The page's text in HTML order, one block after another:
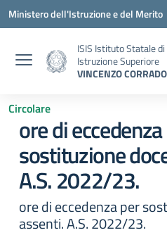
Vai ai contenuti
Vai al menu di navigazione
Vai al footer
Ministero dell'Istruzione e del Merito
ISIS Istituto Statale di
Istruzione Superiore
VINCENZO CORRADO
Circolare
ore di
sostituzione
A.S. 2022/23.
ore di eccedenza per
assenti. A.S. 2022/23.